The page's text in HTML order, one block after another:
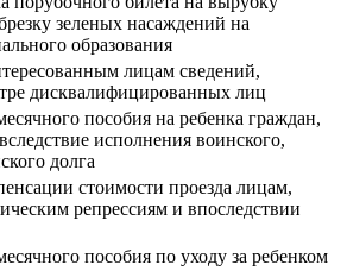
зеленых насаждений на
образования
лицам сведений,
дисквалифицированных лиц
пособия на ребенка граждан,
исполнения воинского,
долга
стоимости проезда лицам,
репрессиям и впоследствии
пособия по уходу за ребенком